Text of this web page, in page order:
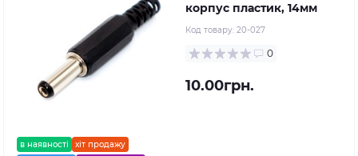
в наявності
хіт продажу
корпус пластик, 14мм
Код товару: 20-027
0
10.00грн.